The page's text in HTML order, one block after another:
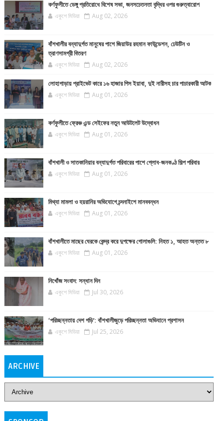
কর্ণফুলীতে ডেঙ্গু প্রতিরোধে বিশেষ সভা, জনসচেতনতা বৃদ্ধির ওপর গুরুত্বারোপ
একুশে মিডিয়া Aug 02, 2026
বাঁশখালীর বন্যাদুর্গত মানুষের পাশে জিয়াউর রহমান ফাউন্ডেশন, ঢেউটিন ও
ত্রাণসামগ্রী বিতরণ
একুশে মিডিয়া Aug 02, 2026
লোহাগাড়ায় প্রাইভেট কারে ১৬ হাজার পিস ইয়াবা, দুই নারীসহ চার পাচারকারী আটক
একুশে মিডিয়া Aug 01, 2026
কর্ণফুলীতে ফ্রেঞ্চ এন্ড সেইফের নতুন আউটলেট উদ্বোধন
একুশে মিডিয়া Aug 01, 2026
বাঁশখালী ও সাতকানিয়ার বন্যাদুর্গত পরিবারের পাশে গ্লোব-জনকণ্ঠ শিল্প পরিবার
একুশে মিডিয়া Aug 01, 2026
মিথ্যা মামলা ও হয়রানির অভিযোগে চন্দনাইশে মানববন্ধন
একুশে মিডিয়া Aug 01, 2026
বাঁশখালীতে মাছের ঘেরকে কেন্দ্র করে দুপক্ষের গোলাগুলি: নিহত ১, আহত অন্তত ৮
একুশে মিডিয়া Aug 01, 2026
নিখোঁজ সংবাদ: সন্ধান দিন
একুশে মিডিয়া Jul 30, 2026
‘পরিচ্ছন্নতায় দেশ গড়ি’: বাঁশখালীজুড়ে পরিচ্ছন্নতা অভিযানে প্রশাসন
একুশে মিডিয়া Jul 25, 2026
ARCHIVE